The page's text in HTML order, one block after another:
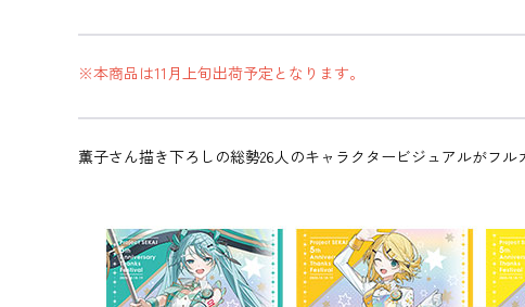
※本商品は11月上旬出荷予定となります。
薫子さん描き下ろしの総勢26人のキャラクタービジュアルがフ